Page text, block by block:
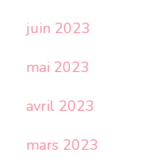
juin 2023
mai 2023
avril 2023
mars 2023